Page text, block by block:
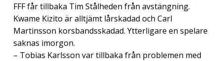
FFF får tillbaka Tim Stålheden från avstängning.
Kwame Kizito är alltjämt lårskadad och Carl
Martinsson korsbandsskadad. Ytterligare en spelare
saknas imorgon.
– Tobias Karlsson var tillbaka från problemen med